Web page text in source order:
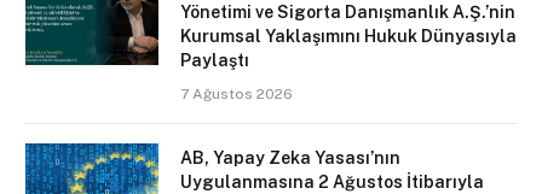
Yönetimi ve Sigorta Danışmanlık A.Ş.’nin
Kurumsal Yaklaşımını Hukuk Dünyasıyla
Paylaştı
7 Ağustos 2026
AB, Yapay Zeka Yasası’nın
Uygulanmasına 2 Ağustos İtibarıyla